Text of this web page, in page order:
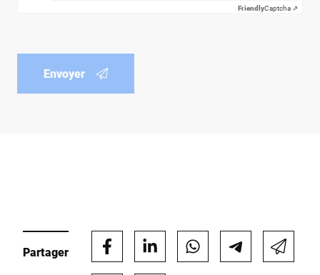
FriendlyCaptcha ⇗
Envoyer
Partager